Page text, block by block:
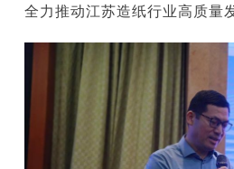
全力推动江苏造纸行业高质量